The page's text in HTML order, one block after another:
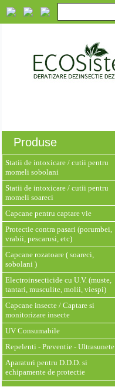
Produse
Statii de intoxicare / cutii pentru
momeli sobolani
Statii de intoxicare / cutii pentru
momeli soareci
Capcane pentru captare vie
Protectie contra pasari (porumbei,
vrabii, pescarusi, etc)
Capcane rozatoare ( soareci,
sobolani )
Electroinsecticide cu U.V. (muste,
tantari, musculite, molii, viespi)
Capcane insecte / Captare si
monitorizare insecte
UV Consumabile
Repelenti - Preventie - Ultrasunete
Aparaturi pentru D.D.D. si
echipamente de protectie